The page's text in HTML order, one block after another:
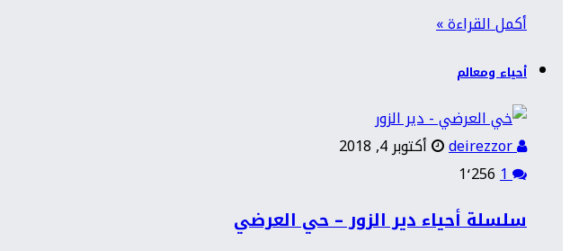
أكمل القراءة »
أحياء ومعالم
deirezzor
أكتوبر 4, 2018
1
سلسلة أحياء دير الزور – حي العرضي